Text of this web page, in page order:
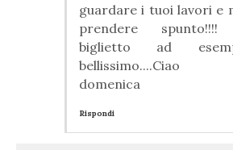
guardare i tuoi lavori e
prendere spunto!!!!
biglietto ad
bellissimo....Ciao
domenica
Rispondi